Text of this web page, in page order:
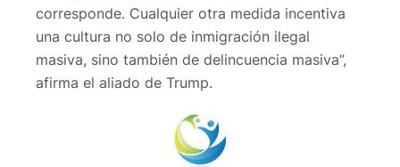
corresponde. Cualquier otra medida incentiva
una cultura no solo de inmigración ilegal
masiva, sino también de delincuencia masiva”,
afirma el aliado de Trump.